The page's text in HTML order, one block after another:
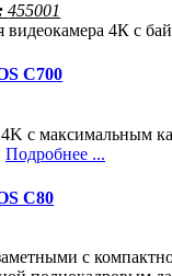
455001
видеокамера 4К с
C700
с максимальным
Подробнее ...
C80
с